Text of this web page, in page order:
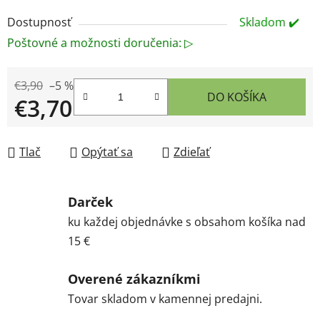
Dostupnosť
Skladom ✔️
Poštovné a možnosti doručenia: ▷
€3,90 –5 %
€3,70 DO KOŠÍKA
Tlač Opýtať sa Zdieľať
Darček
ku každej objednávke s obsahom košíka nad
15 €
Overené zákazníkmi
Tovar skladom v kamennej predajni.